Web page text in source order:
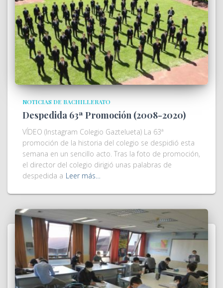
NOTICIAS DE BACHILLERATO
Despedida 63ª Promoción (2008-2020)
VÍDEO (Instagram Colegio Gaztelueta) La 63ª
promoción de la historia del colegio se despidió esta
semana en un sencillo acto. Tras la foto de promoción,
el director del colegio dirigió unas palabras de
despedida a Leer más…